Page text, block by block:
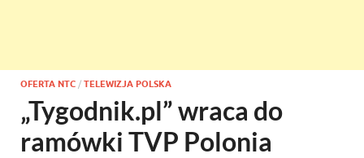
OFERTA NTC / TELEWIZJA POLSKA
„Tygodnik.pl” wraca do
ramówki TVP Polonia